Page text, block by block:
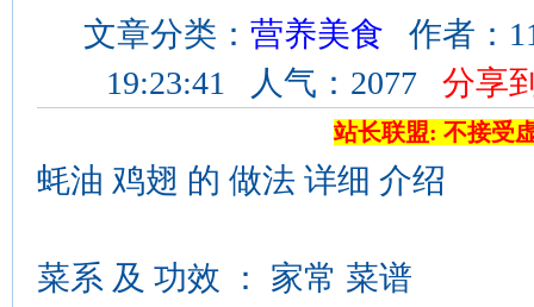
文章分类： 营养美食 作者：
19:23:41 人气：2077 分享
站长联盟: 不接受
蚝油 鸡翅 的 做法 详细 介绍
菜系 及 功效 ： 家常 菜谱